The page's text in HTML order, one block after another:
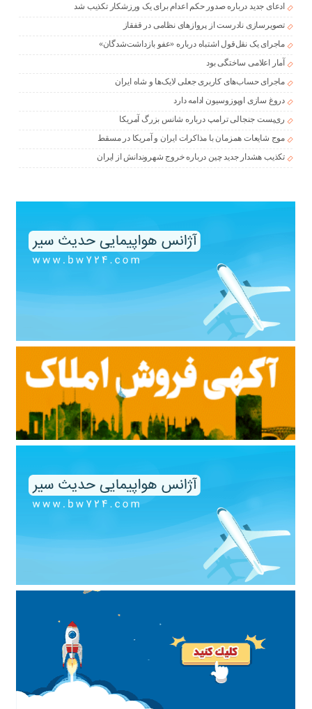
ادعای جدید درباره صدور حکم اعدام برای یک ورزشکار تکذیب شد
تصویرسازی نادرست از پروازهای نظامی در قفقاز
ماجرای یک نقل‌قول اشتباه درباره «عفو بازداشت‌شدگان»
آمار اعلامی ساختگی بود
ماجرای حساب‌های کاربری جعلی لایک‌ها و شاه ایران
دروغ سازی اوپوزوسیون ادامه دارد
ری‌پست جنجالی ترامپ درباره شانس بزرگ آمریکا
موج شایعات همزمان با مذاکرات ایران و آمریکا در مسقط
تکذیب هشدار جدید چین درباره خروج شهروندانش از ایران